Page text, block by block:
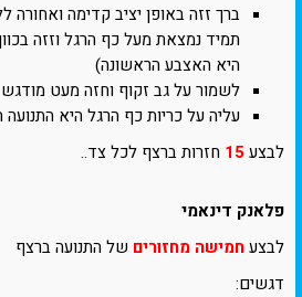
ברך זזה באופן יציב קדימה
תמיד נמצאת מעל כף הרגל וזזה
היא האצבע הראשונה)
לשמור על גב זקוף וחזה מעט מודגש
עליה על כריות כף הרגל היא התנועה
לבצע15 חזרות ברצף לכל צד..
פלאנק דינאמי
לבצעחמישה מחזורים של התנועה ברצף
דגשים: